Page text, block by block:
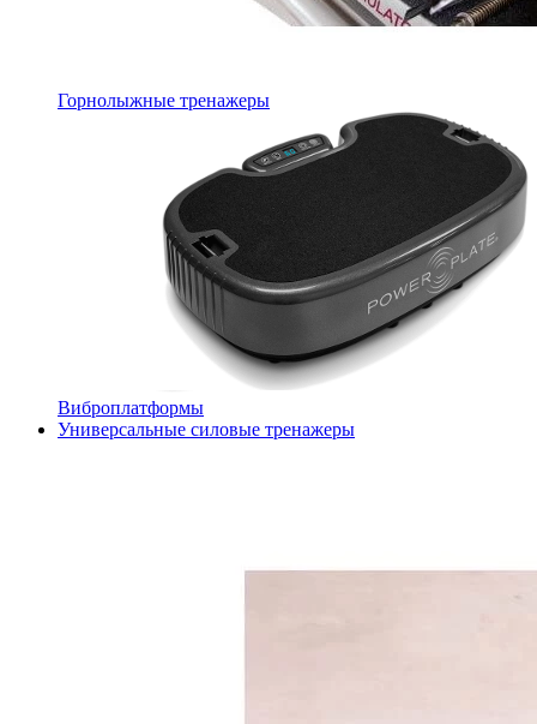
Горнолыжные тренажеры
Виброплатформы
Универсальные силовые тренажеры